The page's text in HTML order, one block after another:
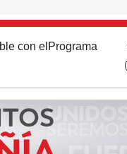
con el Programa